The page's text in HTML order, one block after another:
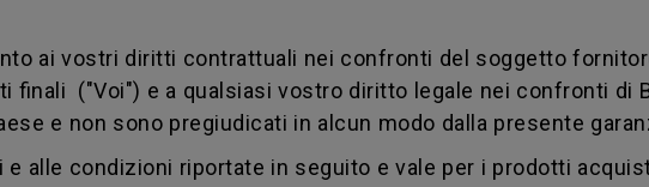
ai vostri diritti contrattuali nei confronti del soggetto
finali ("Voi") e a qualsiasi vostro diritto legale nei confronti di
e non sono pregiudicati in alcun modo dalla presente
e alle condizioni riportate in seguito e vale per i prodotti